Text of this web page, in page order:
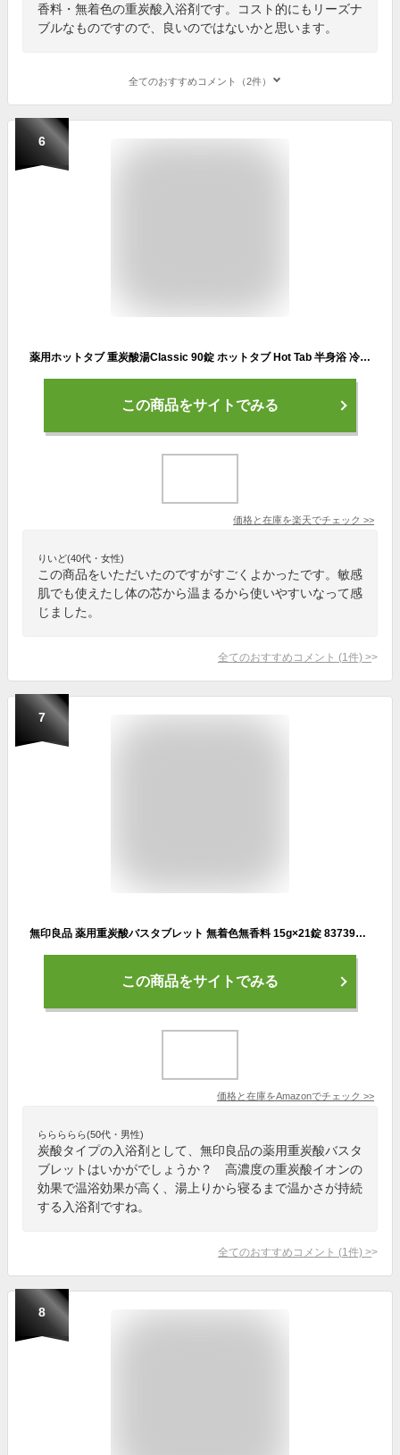
香料・無着色の重炭酸入浴剤です。コスト的にもリーズナ
ブルなものですので、良いのではないかと思います。
全てのおすすめコメント（2件）
6
薬用ホットタブ 重炭酸湯Classic 90錠 ホットタブ Hot Tab 半身浴 冷え性 肩こり 腰痛 不眠症 保湿 乾燥肌 温活 入浴剤 重炭酸タブレット
この商品をサイトでみる
価格と在庫を楽天でチェック >>
りいど(40代・女性)
この商品をいただいたのですがすごくよかったです。敏感
肌でも使えたし体の芯から温まるから使いやすいなって感
じました。
全てのおすすめコメント (1 件) >
7
無印良品 薬用重炭酸バスタブレット 無着色無香料 15g×21錠 83739539
この商品をサイトでみる
価格と在庫をAmazonでチェック >>
ららららら(50代・男性)
炭酸タイプの入浴剤として、無印良品の薬用重炭酸バスタ
ブレットはいかがでしょうか？ 高濃度の重炭酸イオンの
効果で温浴効果が高く、湯上りから寝るまで温かさが持続
する入浴剤ですね。
全てのおすすめコメント (1 件) >
8